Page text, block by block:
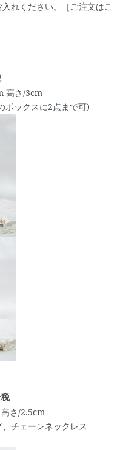
れください。
［ご注文はこ
高さ/3cm
ボックスに2点まで可)
さ/2.5cm
チェーンネックレス